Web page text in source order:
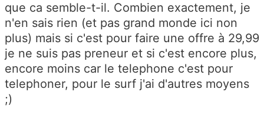
que ca semble-t-il. Combien exactement, je
n'en sais rien (et pas grand monde ici non
plus) mais si c'est pour faire une offre à 29,99
je ne suis pas preneur et si c'est encore plus,
encore moins car le telephone c'est pour
telephoner, pour le surf j'ai d'autres moyens
;)